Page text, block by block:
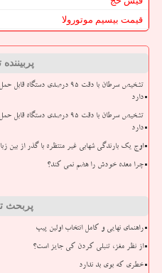
قیمت بیسیم موتورولا
تشخیص سرطان با دقت ۹۵ درصدی
دارد
تشخیص سرطان با دقت ۹۵ درصدی
دارد
اوج یک بارندگی شهابی غیر منتظره با گذر از بین
چرا معده خودش را هضم نمی کند؟
پربحث
راهنمای نهایی و کامل انتخاب اولین پیپ
از نظر مغز، تنبلی کردن کی جایز است؟
خطری که بوی بد ندارد